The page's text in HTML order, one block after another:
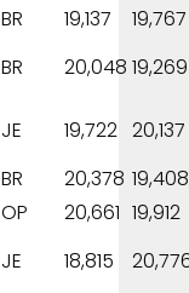
BR 19,137
19,767
BR 20,048 19,269
JE 19,722 20,137
BR 20,378 19,408
OP 20,661 19,912
JE 18,815